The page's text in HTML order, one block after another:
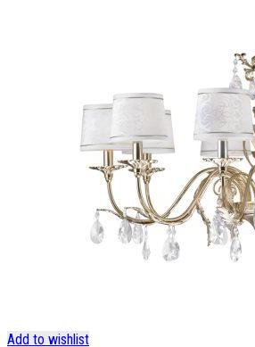
Add to wishlist